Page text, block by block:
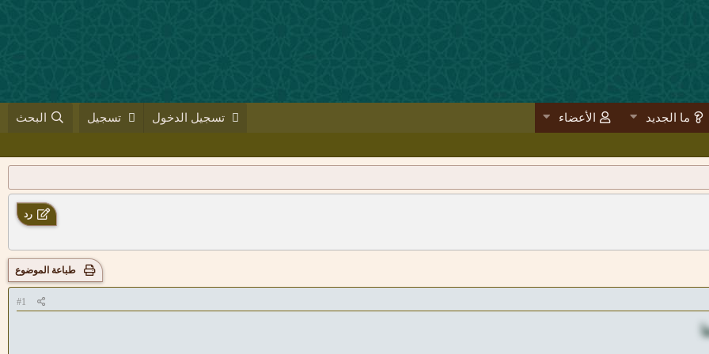
ما الجديد الأعضاء تسجيل الدخول تسجيل البحث
رد
طباعة الموضوع
#1